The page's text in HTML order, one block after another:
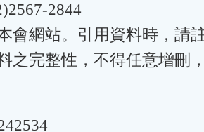
2844
會網站。引用資料時，請
之完整性，不得任意增刪